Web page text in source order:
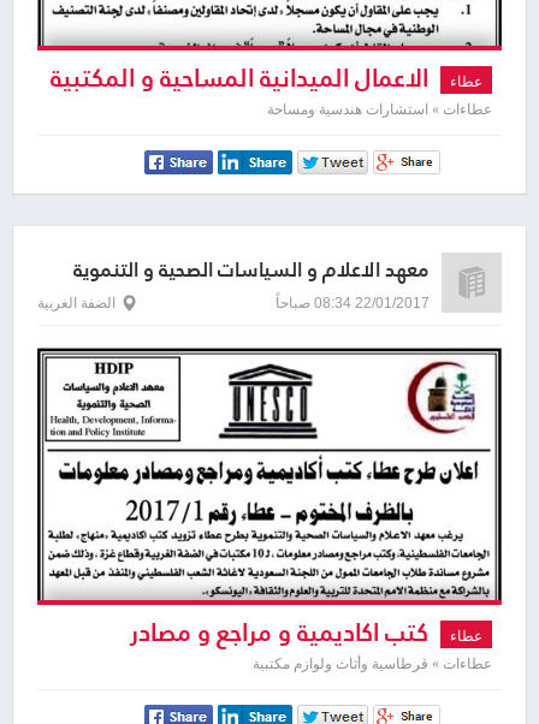
عطاء الاعمال الميدانية المساحية و المكتبية
ذات العلاقة بتسوية احواض الاراضي
عطاءات » استشارات هندسية ومساحة
معهد الاعلام و السياسات الصحية و التنموية
22/01/2017 08:34 صباحاً الضفة الغربية
عطاء كتب اكاديمية و مراجع و مصادر
معلومات
عطاءات » قرطاسية وأثاث ولوازم مكتبية